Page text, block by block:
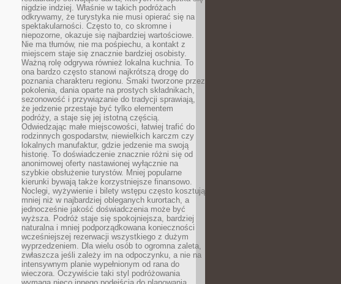
nigdzie indziej. Właśnie w takich podróżach
odkrywamy, że turystyka nie musi opierać się na
spektakularności. Często to, co skromne i
niepozorne, okazuje się najbardziej wartościowe.
Nie ma tłumów, nie ma pośpiechu, a kontakt z
miejscem staje się znacznie bardziej osobisty.
Ważną rolę odgrywa również lokalna kuchnia. To
ona bardzo często stanowi najkrótszą drogę do
poznania charakteru regionu. Smaki tworzone przez
pokolenia, dania oparte na prostych składnikach,
sezonowość i przywiązanie do tradycji sprawiają,
że jedzenie przestaje być tylko elementem
podróży, a staje się jej istotną częścią.
Odwiedzając małe miejscowości, łatwiej trafić do
rodzinnych gospodarstw, niewielkich karczm czy
lokalnych manufaktur, gdzie jedzenie ma swoją
historię. To doświadczenie znacznie różni się od
anonimowej oferty nastawionej wyłącznie na
szybkie obsłużenie turystów. Mniej popularne
kierunki bywają także korzystniejsze finansowo.
Noclegi, wyżywienie i bilety wstępu często kosztują
mniej niż w najbardziej obleganych kurortach, a
jednocześnie jakość doświadczenia może być
wyższa. Podróż staje się spokojniejsza, bardziej
naturalna i mniej podporządkowana konieczności
wcześniejszej rezerwacji wszystkiego z dużym
wyprzedzeniem. Dla wielu osób to ogromna zaleta,
zwłaszcza jeśli zależy im na odpoczynku, a nie na
intensywnym planie wypełnionym od rana do
wieczora. Oczywiście taki styl podróżowania